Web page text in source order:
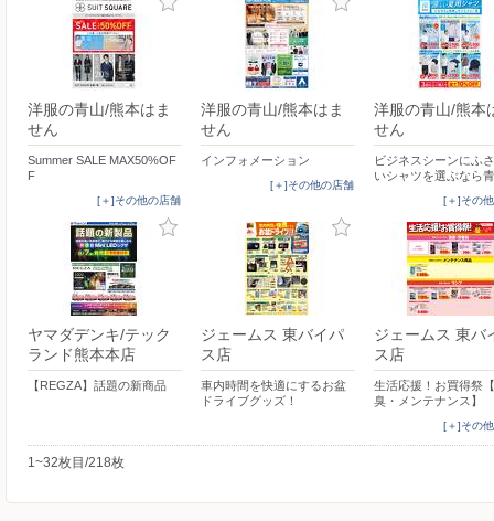
洋服の青山/熊本はま
せん
Summer SALE MAX50%OF
F
[＋]その他の店舗
洋服の青山/熊本はま
せん
インフォメーション
[＋]その他の店舗
洋服の青山/熊本
せん
ビジネスシーンにふ
いシャツを選ぶなら
[＋]その
ヤマダデンキ/テック
ランド熊本本店
【REGZA】話題の新商品
ジェームス 東バイパ
ス店
車内時間を快適にするお盆
ドライブグッズ！
ジェームス 東バ
ス店
生活応援！お買得祭
臭・メンテナンス】
[＋]その
1~32枚目/218枚